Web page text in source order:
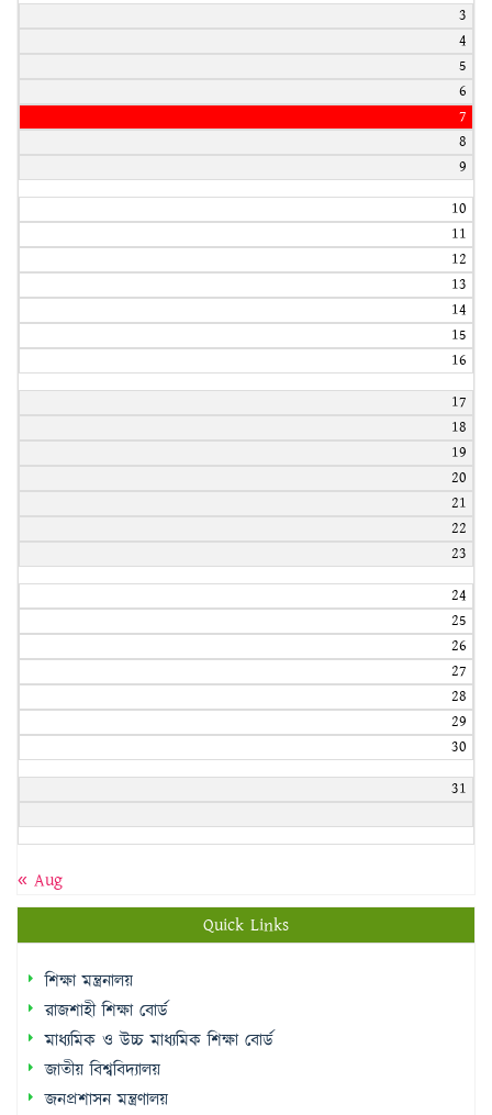
3
4
5
6
7
8
9
10
11
12
13
14
15
16
17
18
19
20
21
22
23
24
25
26
27
28
29
30
31
« Aug
Quick Links
শিক্ষা মন্ত্রনালয়
রাজশাহী শিক্ষা বোর্ড
মাধ্যমিক ও উচ্চ মাধ্যমিক শিক্ষা বোর্ড
জাতীয় বিশ্ববিদ্যালয়
জনপ্রশাসন মন্ত্রণালয়